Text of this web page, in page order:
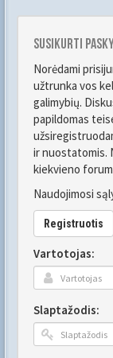
Susikurti
Norėdami
užtrunka vos
galimybių.
papildomas
ir nuostatomis.
kiekvieno
Naudojimosi
Registruotis
Vartotojas:
Slaptažodis: